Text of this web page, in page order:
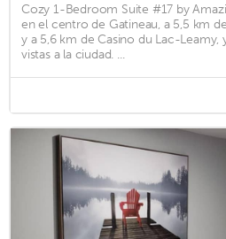
Cozy 1-Bedroom Suite #17 by
en el centro de Gatineau, a 5,5 km
y a 5,6 km de Casino du Lac-
vistas a la ciudad. ...